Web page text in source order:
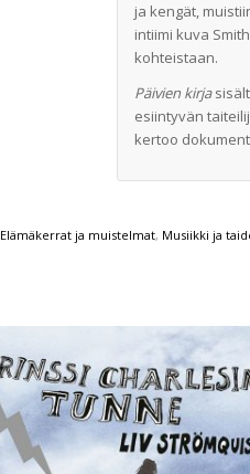
ja kengät,
intiimi kuva
kohteistaan.
Päivien kirja
esiintyvän
kertoo
Elämäkerrat ja muistelmat, Musiikki ja